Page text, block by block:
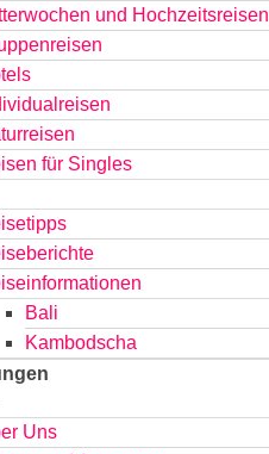
und Hochzeitsreisen
für Singles
Bali
Kambodscha
Uns